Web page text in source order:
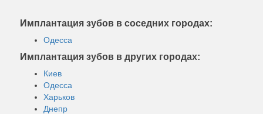
Имплантация зубов в соседних городах:
Одесса
Имплантация зубов в других городах:
Киев
Одесса
Харьков
Днепр